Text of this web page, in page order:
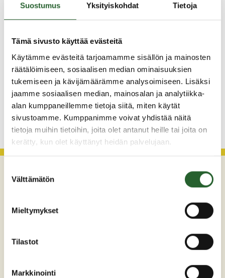
Suostumus Yksityiskohdat Tietoja
Tämä sivusto käyttää evästeitä
Käytämme evästeitä tarjoamamme sisällön ja mainosten
räätälöimiseen, sosiaalisen median ominaisuuksien
tukemiseen ja kävijämäärämme analysoimiseen. Lisäksi
jaamme sosiaalisen median, mainosalan ja analytiikka-
alan kumppaneillemme tietoja siitä, miten käytät
sivustoamme. Kumppanimme voivat yhdistää näitä
tietoja muihin tietoihin, joita olet antanut heille tai joita on
kerätty, kun olet käyttänyt heidän palvelujaan.
valinta
Välttämätön
Mieltymykset
Tilastot
Markkinointi
Monitoimitalon kirjasto menee kiinni
Henkilömuutoksia maaseutuhallinnossa
29.7.2026
Asfaltointityöt taajamassa myöhästyvät
KATSO KAIKKI